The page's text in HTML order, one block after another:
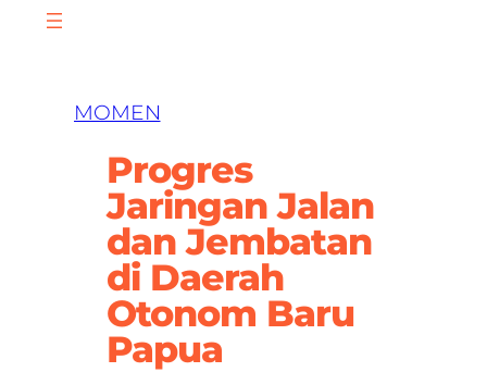
MOMEN
Progres
Jaringan Jalan
dan Jembatan
di Daerah
Otonom Baru
Papua